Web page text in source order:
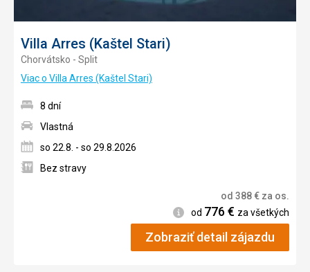
Villa Arres (Kaštel Stari)
Chorvátsko - Split
Viac o Villa Arres (Kaštel Stari)
8 dní
Vlastná
so 22.8. - so 29.8.2026
Bez stravy
od 388€ za os.
Informácie
od 776€ za všetkých
Zobraziť detail zájazdu